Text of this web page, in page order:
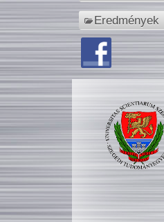
Eredmények